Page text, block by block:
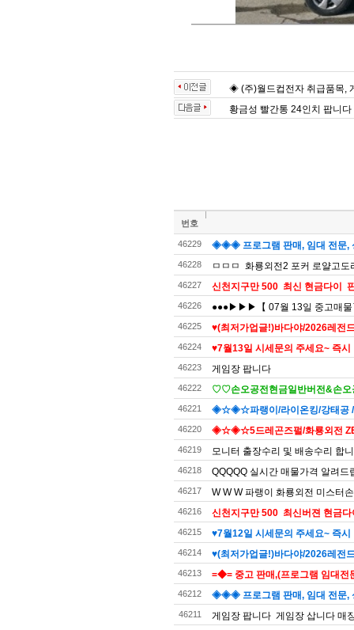
◈ (주)월드컵전자 취급품목,
황금성 빨간통 24인치 팝니다
번호
46229 ◈◈◈ 프로그램 판매, 임대 전문,
46228 ㅁㅁㅁ 화룡외전2 포커 로얄고
46227 신천지구만 500 최신 현금다이
46226 ●●●▶▶▶【 07월 13일 중고매
46225 ♥️(최저가업글!)바다야/2026레전
46224 ♥️7월13일 시세문의 주세요~ 즉
46223 게임장 팝니다
46222 ♡♡손오공전현금일반버전&손오
46221 ◈☆◈☆파랭이/라이온킹/강태
46220 ◈☆◈☆5드레곤즈펄/화룡외전
46219 모니터 출장수리 및 배송수리 합
46218 QQQQQ 실시간 매물가격 알려
46217 W W W 파랭이 화룡외전 미스터
46216 신천지구만 500 최신버젼 현금
46215 ♥7월12일 시세문의 주세요~ 즉
46214 ♥(최저가업글!)바다야/2026레전
46213 =◆= 중고 판매,(프로그램 임대전
46212 ◈◈◈ 프로그램 판매, 임대 전문,
46211 게임장 팝니다 게임장 삽니다 매